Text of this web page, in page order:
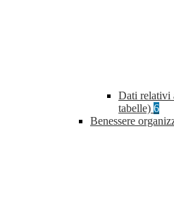
Dati relativi
tabelle) 6
Benessere